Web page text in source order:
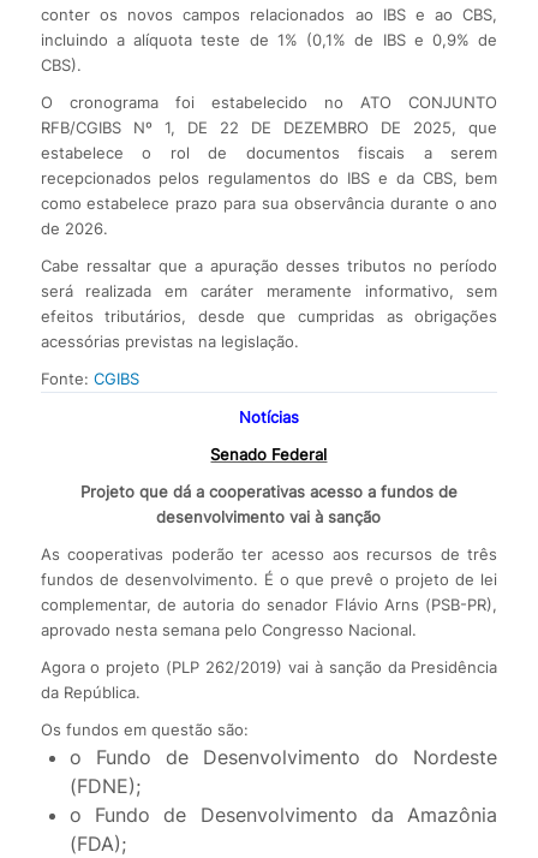
conter os novos campos relacionados ao IBS e ao CBS,
incluindo a alíquota teste de 1% (0,1% de IBS e 0,9% de
CBS).
O cronograma foi estabelecido no ATO CONJUNTO
RFB/CGIBS Nº 1, DE 22 DE DEZEMBRO DE 2025, que
estabelece o rol de documentos fiscais a serem
recepcionados pelos regulamentos do IBS e da CBS, bem
como estabelece prazo para sua observância durante o ano
de 2026.
Cabe ressaltar que a apuração desses tributos no período
será realizada em caráter meramente informativo, sem
efeitos tributários, desde que cumpridas as obrigações
acessórias previstas na legislação.
Fonte: CGIBS
Notícias
Senado Federal
Projeto que dá a cooperativas acesso a fundos de
desenvolvimento vai à sanção
As cooperativas poderão ter acesso aos recursos de três
fundos de desenvolvimento. É o que prevê o projeto de lei
complementar, de autoria do senador Flávio Arns (PSB-PR),
aprovado nesta semana pelo Congresso Nacional.
Agora o projeto (PLP 262/2019) vai à sanção da Presidência
da República.
Os fundos em questão são:
o Fundo de Desenvolvimento do Nordeste
(FDNE);
o Fundo de Desenvolvimento da Amazônia
(FDA);